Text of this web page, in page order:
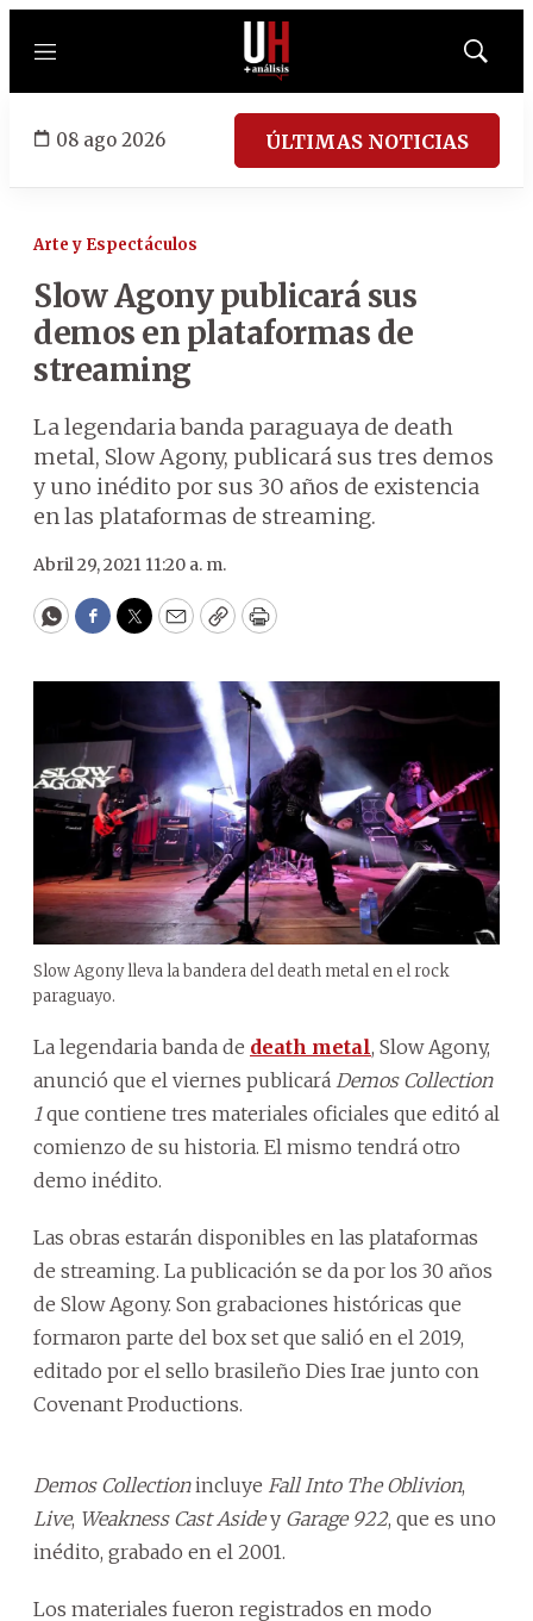
Menú
Mostrar
08 ago 2026 ÚLTIMAS NOTICIAS
Arte y Espectáculos
Slow Agony publicará sus
demos en plataformas de
streaming
La legendaria banda paraguaya de death
metal, Slow Agony, publicará sus tres demos
y uno inédito por sus 30 años de existencia
en las plataformas de streaming.
Abril 29, 2021 11:20 a. m.
WhatsApp
Facebook
Twitter
EmailCopyPrint
Slow Agony lleva la bandera del death metal en el rock
paraguayo.
La legendaria banda de death metal, Slow Agony,
anunció que el viernes publicará Demos Collection
1que contiene tres materiales oficiales que editó al
comienzo de su historia. El mismo tendrá otro
demo inédito.
Las obras estarán disponibles en las plataformas
de streaming. La publicación se da por los 30 años
de Slow Agony. Son grabaciones históricas que
formaron parte del box set que salió en el 2019,
editado por el sello brasileño Dies Irae junto con
Covenant Productions.
Demos Collectionincluye Fall Into The Oblivion,
Live, Weakness Cast Asidey Garage 922, que es uno
inédito, grabado en el 2001.
Los materiales fueron registrados en modo